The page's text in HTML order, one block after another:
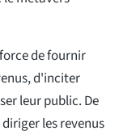
de fournir
d'inciter
leur public. De
les revenus